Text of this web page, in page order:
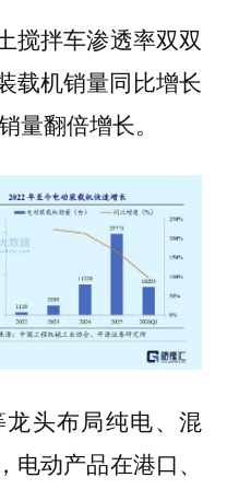
搅拌车渗透率双双
载机销量同比增长
量翻倍增长。
头布局纯电、混
动产品在港口、